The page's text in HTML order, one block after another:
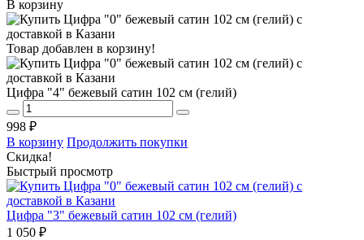
В корзину
Товар добавлен в корзину!
Цифра "4" бежевый сатин 102 см (гелий)
998 ₽
В корзину Продолжить покупки
Скидка!
Быстрый просмотр
Цифра "3" бежевый сатин 102 см (гелий)
1 050 ₽